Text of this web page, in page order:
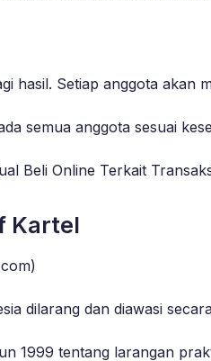
hasil. Setiap anggota akan
semua anggota sesuai
Beli Online Terkait
Kartel
dilarang dan diawasi
1999 tentang larangan